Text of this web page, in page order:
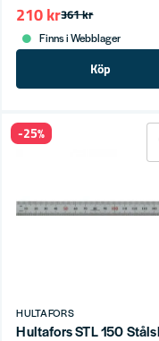
361 kr
210 kr
Finns i Webblager
Köp
HULTAFORS
Hultafors STL 150
-25%